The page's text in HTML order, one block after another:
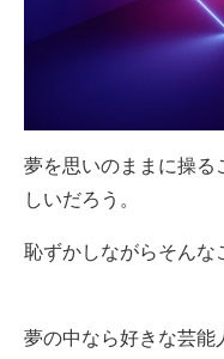
夢を思いのままに操る
しいだろう。
恥ずかしながらそんな
夢の中なら好きな芸能